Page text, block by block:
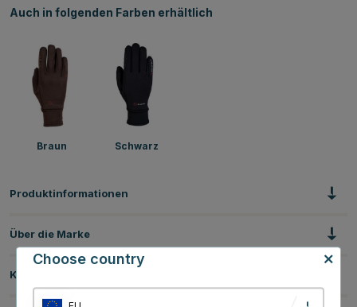
Auch in folgenden Farben erhältlich
Braun Schwarz
Produktinformationen
Über die Marke
Kundenbewertungen
Choose country